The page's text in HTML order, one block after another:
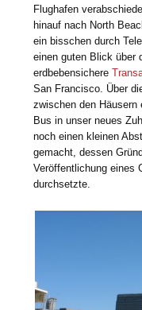
Flughafen
hinauf nach North
ein bisschen durch
einen guten Blick über
erdbebensichere
San Francisco. Über
zwischen den
Bus in unser neues
noch einen kleinen
gemacht, dessen
Veröffentlichung eines
durchsetzte.